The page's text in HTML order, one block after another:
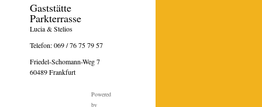
Gaststätte
Parkterrasse
Lucia & Stelios
Telefon:069 / 76 75 79 57
Friedel-Schomann-Weg 7
60489 Frankfurt
Powered
by